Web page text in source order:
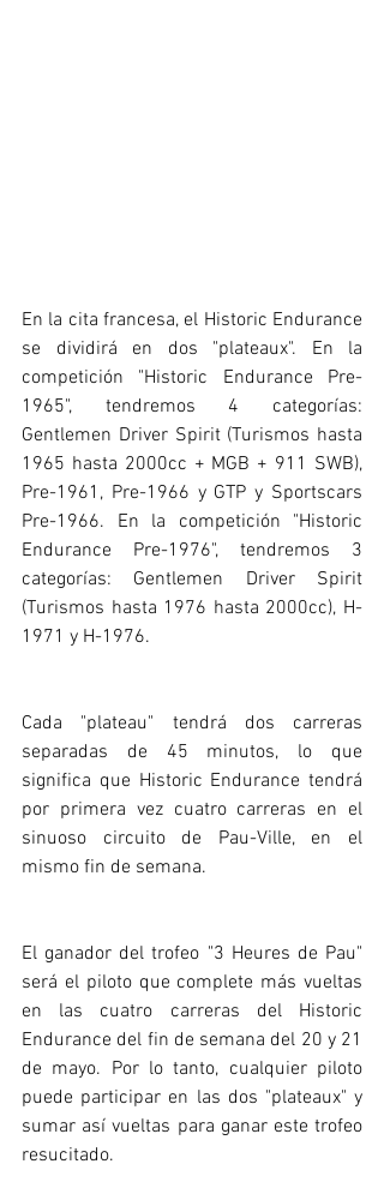
En la cita francesa, el Historic Endurance
se dividirá en dos "plateaux". En la
competición "Historic Endurance Pre-
1965", tendremos 4 categorías:
Gentlemen Driver Spirit (Turismos hasta
1965 hasta 2000cc + MGB + 911 SWB),
Pre-1961, Pre-1966 y GTP y Sportscars
Pre-1966. En la competición "Historic
Endurance Pre-1976", tendremos 3
categorías: Gentlemen Driver Spirit
(Turismos hasta 1976 hasta 2000cc), H-
1971 y H-1976.
Cada "plateau" tendrá dos carreras
separadas de 45 minutos, lo que
significa que Historic Endurance tendrá
por primera vez cuatro carreras en el
sinuoso circuito de Pau-Ville, en el
mismo fin de semana.
El ganador del trofeo "3 Heures de Pau"
será el piloto que complete más vueltas
en las cuatro carreras del Historic
Endurance del fin de semana del 20 y 21
de mayo. Por lo tanto, cualquier piloto
puede participar en las dos "plateaux" y
sumar así vueltas para ganar este trofeo
resucitado.